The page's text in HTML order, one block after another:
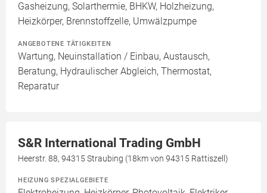
Gasheizung, Solarthermie, BHKW, Holzheizung,
Heizkörper, Brennstoffzelle, Umwälzpumpe
ANGEBOTENE TÄTIGKEITEN
Wartung, Neuinstallation / Einbau, Austausch,
Beratung, Hydraulischer Abgleich, Thermostat,
Reparatur
S&R International Trading GmbH
Heerstr. 88, 94315 Straubing (18km von 94315 Rattiszell)
HEIZUNG SPEZIALGEBIETE